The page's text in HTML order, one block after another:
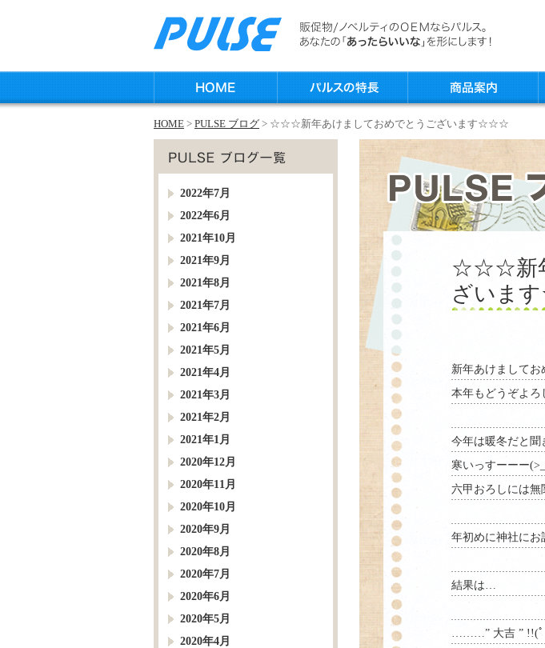
HOME > PULSE ブログ > ☆☆☆新年あけましておめでとうございます☆☆☆
2022年7月
2022年6月
2021年10月
2021年9月
2021年8月
2021年7月
2021年6月
2021年5月
2021年4月
2021年3月
2021年2月
2021年1月
2020年12月
2020年11月
2020年10月
2020年9月
2020年8月
2020年7月
2020年6月
2020年5月
2020年4月
☆☆☆新
ざいま
新年あけましてお
本年もどうぞよろ
今年は暖冬だと聞
寒いっすーーー
六甲おろしには無
年初めに神社にお
結果は…
………” 大吉 ” !!(ﾟ